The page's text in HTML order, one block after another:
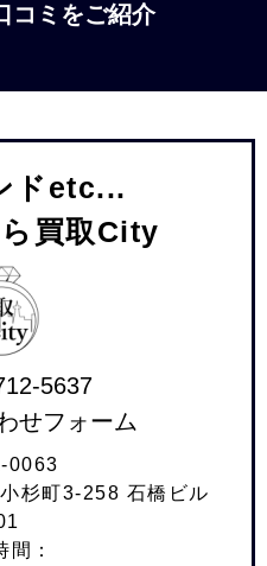
コミをご紹介
ドetc...
買取City
5637
せフォーム
0063
杉町3-258 石橋ビル
間：